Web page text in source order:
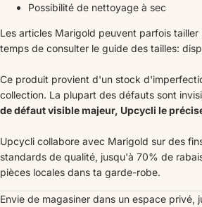
Possibilité de nettoyage à sec
Les articles Marigold peuvent parfois
temps de consulter le guide des tailles:
Ce produit provient d'un stock
collection. La plupart des défauts sont
de défaut visible majeur, Upcycli le
Upcycli collabore avec Marigold sur des
standards de qualité, jusqu'à 70% de
pièces locales dans ta garde-robe.
Envie de magasiner dans un espace privé,